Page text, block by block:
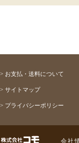
2026
> お支払・送料について
> サイトマップ
> プライバシーポリシー
会社